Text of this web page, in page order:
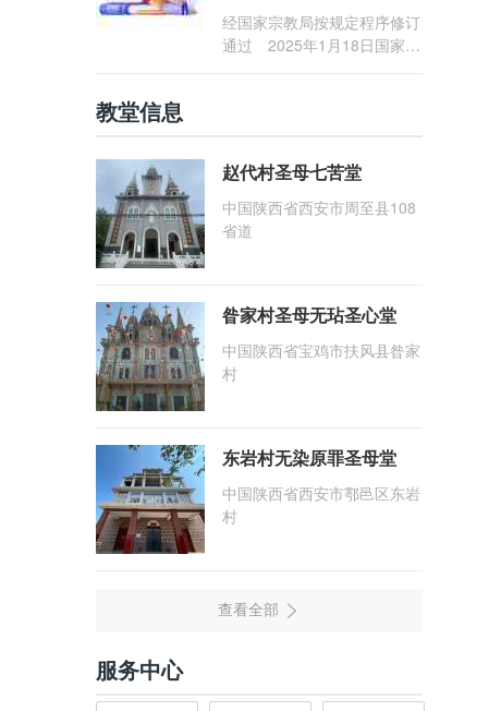
经国家宗教局按规定程序修订
通过 2025年1月18日国家宗
教堂信息
赵代村圣母七苦堂
中国陕西省西安市周至县108
省道
昝家村圣母无玷圣心堂
中国陕西省宝鸡市扶风县昝家
村
东岩村无染原罪圣母堂
中国陕西省西安市鄠邑区东岩
村
服务中心